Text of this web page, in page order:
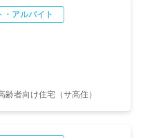
・アルバイト
者向け住宅（サ高住）